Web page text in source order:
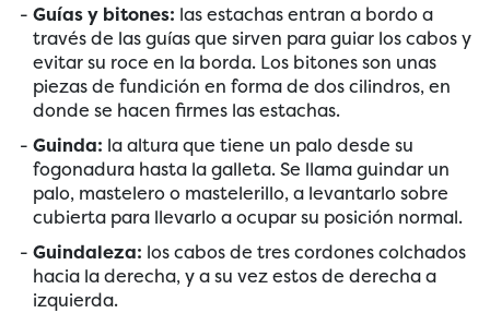
Guías y bitones: las estachas entran a bordo a
través de las guías que sirven para guiar los cabos y
evitar su roce en la borda. Los bitones son unas
piezas de fundición en forma de dos cilindros, en
donde se hacen firmes las estachas.
Guinda: la altura que tiene un palo desde su
fogonadura hasta la galleta. Se llama guindar un
palo, mastelero o mastelerillo, a levantarlo sobre
cubierta para llevarlo a ocupar su posición normal.
Guindaleza: los cabos de tres cordones colchados
hacia la derecha, y a su vez estos de derecha a
izquierda.